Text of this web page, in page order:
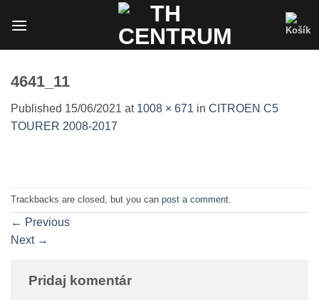
4641_11
Published 15/06/2021 at 1008 × 671 in CITROEN C5
TOURER 2008-2017
Trackbacks are closed, but you can post a comment
← Previous
Next →
Pridaj komentár